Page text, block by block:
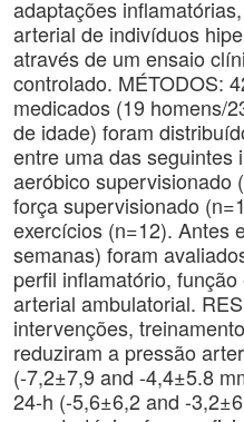
adaptações
arterial de indivíduos
através de um ensaio
controlado. MÉTODOS:
medicados (19 homens/
de idade) foram
entre uma das seguintes
aeróbico supervisionado
força supervisionado
exercícios (n=12). Antes
semanas) foram
perfil inflamatório,
arterial ambulatorial.
intervenções,
reduziram a pressão
(-7,2±7,9 and -4,4±5.8
24-h (-5,6±6,2 and -